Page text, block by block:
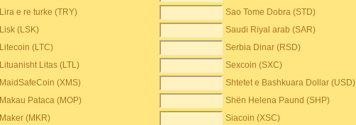
Lira e re turke (TRY)
Sao Tome Dobra (STD)
Lisk (LSK)
Saudi Riyal arab (SAR)
Litecoin (LTC)
Serbia Dinar (RSD)
Lituanisht Litas (LTL)
Sexcoin (SXC)
MaidSafeCoin (XMS)
Shtetet e Bashkuara Dollar (USD)
Makau Pataca (MOP)
Shën Helena Paund (SHP)
Maker (MKR)
Siacoin (XSC)